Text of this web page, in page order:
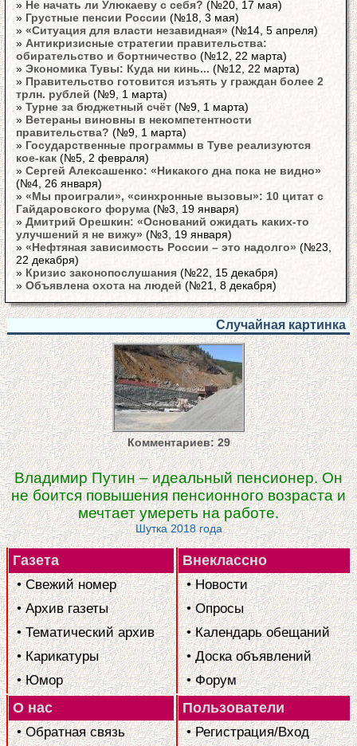
» Не начать ли Улюкаеву с себя? (№20, 17 мая)
» Грустные пенсии России (№18, 3 мая)
» «Ситуация для власти незавидная» (№14, 5 апреля)
» Антикризисные стратегии правительства:
обирательство и бортничество (№12, 22 марта)
» Экономика Тувы: Куда ни кинь... (№12, 22 марта)
» Правительство готовится изъять у граждан более 2
трлн. рублей (№9, 1 марта)
» Турне за бюджетный счёт (№9, 1 марта)
» Ветераны виновны в некомпетентности
правительства? (№9, 1 марта)
» Государственные программы в Туве реализуются
кое-как (№5, 2 февраля)
» Сергей Алексашенко: «Никакого дна пока не видно»
(№4, 26 января)
» «Мы проиграли», «синхронные вызовы»: 10 цитат с
Гайдаровского форума (№3, 19 января)
» Дмитрий Орешкин: «Оснований ожидать каких-то
улучшений я не вижу» (№3, 19 января)
» «Нефтяная зависимость России – это надолго» (№23,
22 декабря)
» Кризис законопослушания (№22, 15 декабря)
» Объявлена охота на людей (№21, 8 декабря)
Случайная картинка
Комментариев: 29
Владимир Путин – идеальный пенсионер. Он
не боится повышения пенсионного возраста и
мечтает умереть на работе.
Шутка 2018 года
Газета
• Свежий номер
• Архив газеты
• Тематический архив
• Карикатуры
• Юмор
Внеклассно
• Новости
• Опросы
• Календарь обещаний
• Доска объявлений
• Форум
О нас
• Обратная связь
Пользователи
• Регистрация/Вход